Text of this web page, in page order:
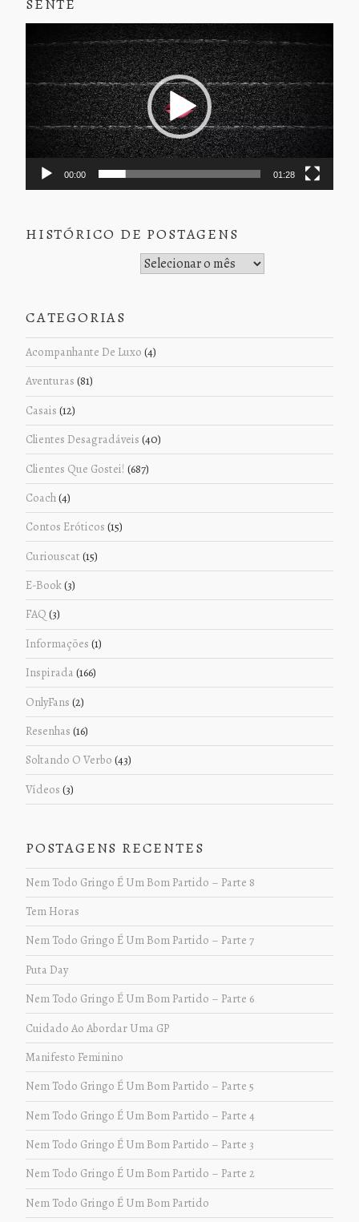
SENTE
de
vídeo
00:00 01:28
HISTÓRICO DE POSTAGENS
CATEGORIAS
Acompanhante De Luxo (4)
Aventuras (81)
Casais (12)
Clientes Desagradáveis (40)
Clientes Que Gostei! (687)
Coach(4)
Contos Eróticos (15)
Curiouscat (15)
E-Book(3)
FAQ (3)
Informações (1)
Inspirada (166)
OnlyFans (2)
Resenhas (16)
Soltando O Verbo (43)
Vídeos (3)
POSTAGENS RECENTES
Nem Todo Gringo É Um Bom Partido – Parte 8
Tem Horas
Nem Todo Gringo É Um Bom Partido – Parte 7
Puta Day
Nem Todo Gringo É Um Bom Partido – Parte 6
Cuidado Ao Abordar Uma GP
Manifesto Feminino
Nem Todo Gringo É Um Bom Partido – Parte 5
Nem Todo Gringo É Um Bom Partido – Parte 4
Nem Todo Gringo É Um Bom Partido – Parte 3
Nem Todo Gringo É Um Bom Partido – Parte 2
Nem Todo Gringo É Um Bom Partido